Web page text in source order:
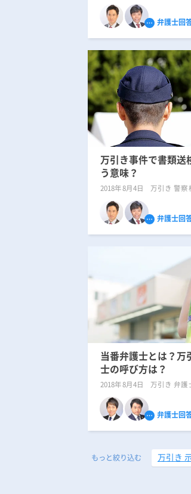
弁護士回
万引き事件で書類送
う意味？
2018年8月4日 万引き 警察
弁護士回
当番弁護士とは？
士の呼び方は？
2018年8月4日 万引き 弁護
弁護士回
もっと絞り込む 万引き